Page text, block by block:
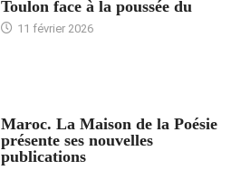
Toulon face à la poussée du
11 février 2026
Maroc. La Maison de la Poésie
présente ses nouvelles
publications